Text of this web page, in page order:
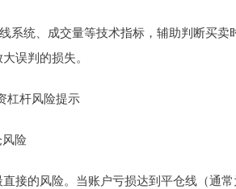
系统、成交量等技术指标，辅助判断买
误判的损失。
杠杆风险提示
险
接的风险。当账户亏损达到平仓线（通